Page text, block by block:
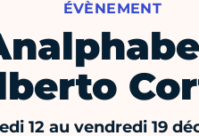
ÉVÈNEMENT
12 au vendredi 19